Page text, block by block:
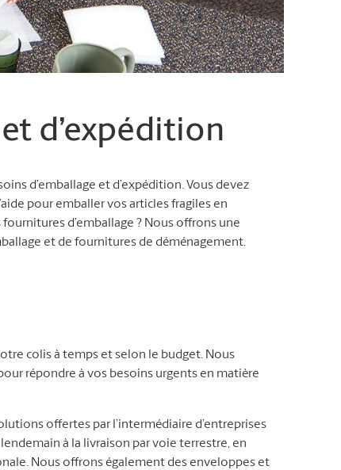
d’expédition
d’emballage et d’expédition. Vous devez
pour emballer vos articles fragiles en
d’emballage ? Nous offrons une
et de fournitures de déménagement.
colis à temps et selon le budget. Nous
répondre à vos besoins urgents en matière
offertes par l’intermédiaire d’entreprises
à la livraison par voie terrestre, en
Nous offrons également des enveloppes et